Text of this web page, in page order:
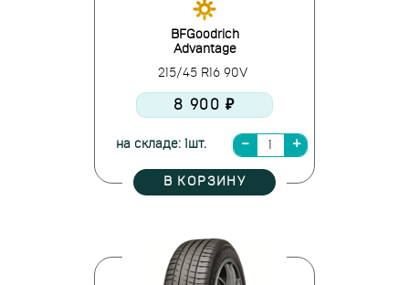
BFGoodrich
Advantage
215/45 R16 90V
8 900 ₽
на складе: 1шт.
В КОРЗИНУ